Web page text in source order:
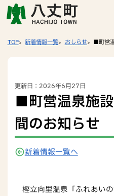
TOP 新着情報一覧 おしらせ ■町営
更新日：2026年6月27日
■町営温泉施
間のお知らせ
新着情報一覧へ
樫立向里温泉「ふれあい